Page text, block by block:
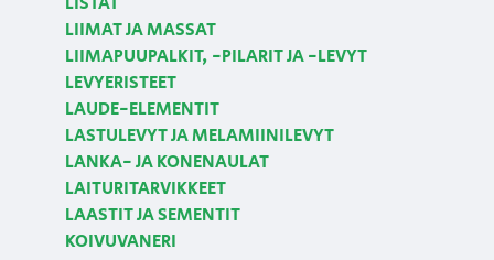
LIIMAT JA MASSAT
LIIMAPUUPALKIT, -PILARIT JA -LEVYT
LEVYERISTEET
LAUDE-ELEMENTIT
LASTULEVYT JA MELAMIINILEVYT
LANKA- JA KONENAULAT
LAITURITARVIKKEET
LAASTIT JA SEMENTIT
KOIVUVANERI